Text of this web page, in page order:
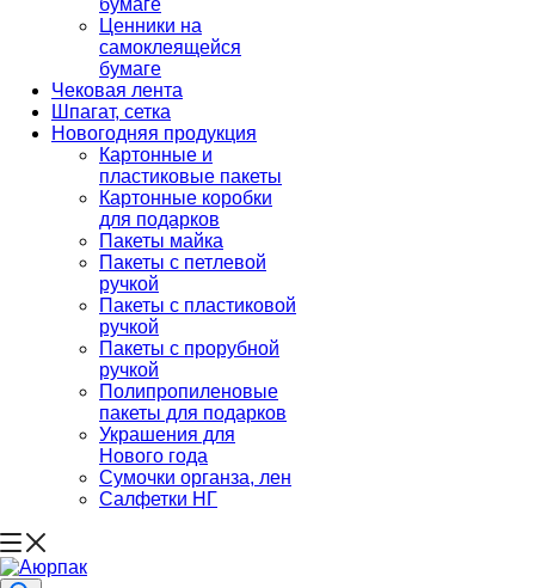
бумаге
Ценники на
самоклеящейся
бумаге
Чековая лента
Шпагат, сетка
Новогодняя продукция
Картонные и
пластиковые пакеты
Картонные коробки
для подарков
Пакеты майка
Пакеты с петлевой
ручкой
Пакеты с пластиковой
ручкой
Пакеты с прорубной
ручкой
Полипропиленовые
пакеты для подарков
Украшения для
Нового года
Сумочки органза, лен
Салфетки НГ